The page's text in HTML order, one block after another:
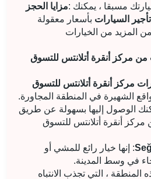
مزايا الحجز: من خلال إجراء حجز سيارتك مسبقا ، يمكنك
تأجير السيارات بأسعار معقولة
من مركز أنقرة أتلانتس للتسوق
الشهيرة في المنطقة المجاورة.
الوصول إليها بسهولة عن طريق
: إنها خيار رائع للمشي أو
في وسط المدينة.
المنطقة ، التي تجذب الانتباه